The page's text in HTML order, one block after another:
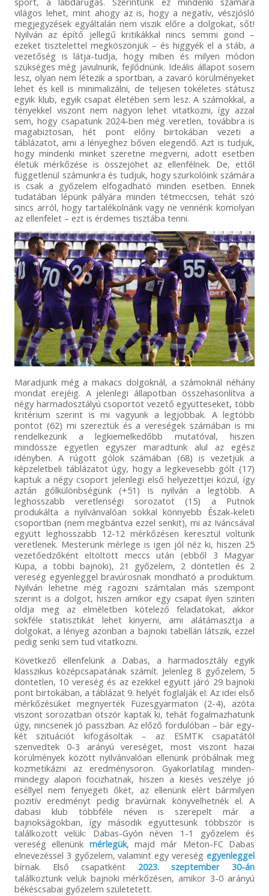
világos lehet, mint ahogy az is, hogy a negatív, vészjósló
megjegyzések egyáltalán nem viszik előre a dolgokat, sőt!
Nyilván az építő jellegű kritikákkal nincs semmi gond –
ezeket tisztelettel megköszönjük – és higgyék el a stáb, a
vezetőség is látja-tudja, hogy miben és milyen módon
szükséges még javulnunk, fejlődnünk. Ideális állapot sosem
lesz, olyan nem létezik a sportban, a zavaró körülményeket
lehet és kell is minimalizálni, de teljesen tökéletes státusz
egyik klub, egyik csapat életében sem lesz. A számokkal, a
tényekkel viszont nem nagyon lehet vitatkozni, így azzal
sem, hogy csapatunk 2024-ben még veretlen, továbbra is
magabiztosan, hét pont előny birtokában vezeti a
táblázatot, ami a lényeghez bőven elegendő. Azt is tudjuk,
hogy mindenki minket szeretne megverni, adott esetben
életük mérkőzése is összejöhet az ellenfélnek. De, ettől
függetlenül számunkra és tudjuk, hogy szurkolóink számára
is csak a győzelem elfogadható minden esetben. Ennek
tudatában lépünk pályára minden tétmeccsen, tehát szó
sincs arról, hogy tartalékolnánk vagy ne vennénk komolyan
az ellenfelet – ezt is érdemes tisztába tenni.
Maradjunk még a makacs dolgoknál, a számoknál néhány
mondat erejéig. A jelenlegi állapotban összehasonlítva a
négy harmadosztályú csoportot vezető együtteseket, több
kritérium szerint is mi vagyunk a legjobbak. A legtöbb
pontot (62) mi szereztük és a vereségek számában is mi
rendelkezünk a legkiemelkedőbb mutatóval, hiszen
mindössze egyetlen egyszer maradtunk alul az egész
idényben. A rúgott gólok számában (68) is vezetjük a
képzeletbeli táblázatot úgy, hogy a legkevesebb gólt (17)
kaptuk a négy csoport jelenlegi első helyezettjei közül, így
aztán gólkülönbségünk (+51) is nyilván a legtöbb. A
leghosszabb veretlenségi sorozatot (15) a Putnok
produkálta a nyilvánvalóan sokkal könnyebb Észak-keleti
csoportban (nem megbántva ezzel senkit), mi az Iváncsával
együtt leghosszabb 12-12 mérkőzésen keresztül voltunk
veretlenek. Mesterünk mérlege is igen jól néz ki, hiszen 25
vezetőedzőként eltöltött meccs után (ebből 3 Magyar
Kupa, a többi bajnoki), 21 győzelem, 2 döntetlen és 2
vereség egyenleggel bravúrosnak mondható a produktum.
Nyilván lehetne még ragozni számtalan más szempont
szerint is a dolgot, hiszen amikor egy csapat ilyen szinten
oldja meg az elméletben kötelező feladatokat, akkor
sokféle statisztikát lehet kinyerni, ami alátámasztja a
dolgokat, a lényeg azonban a bajnoki tabellán látszik, ezzel
pedig senki sem tud vitatkozni.
Következő ellenfelünk a Dabas, a harmadosztály egyik
klasszikus középcsapatának számít. Jelenleg 8 győzelem, 5
döntetlen, 10 vereség és az ezekkel együtt járó 29 bajnoki
pont birtokában, a táblázat 9. helyét foglalják el. Az idei első
mérkőzésüket megnyerték Füzesgyarmaton (2-4), azóta
viszont sorozatban ötször kaptak ki, tehát fogalmazhatunk
úgy, nincsenek jó passzban. Az előző fordulóban – bár egy-
két szituációt kifogásoltak – az ESMTK csapatától
szenvedtek 0-3 arányú vereséget, most viszont hazai
körülmények között nyilvánvalóan ellenünk próbálnak meg
kozmetikázni az eredménysoron. Gyakorlatilag minden-
mindegy alapon focizhatnak, hiszen a kiesés veszélye jó
eséllyel nem fenyegeti őket, az ellenünk elért bármilyen
pozitív eredményt pedig bravúrnak könyvelhetnék el. A
dabasi klub többféle néven is szerepelt már a
bajnokságokban, így második együttesünk többször is
találkozott velük: Dabas-Gyón néven 1-1 győzelem és
vereség ellenünk mérlegük, majd már Meton-FC Dabas
elnevezéssel 3 győzelem, valamint egy vereségegyenleggel
bírnak. Első csapatként 2023. szeptember 30-án
találkoztunk velük bajnoki mérkőzésen, amikor 3-0 arányú
békéscsabai győzelem születetett.